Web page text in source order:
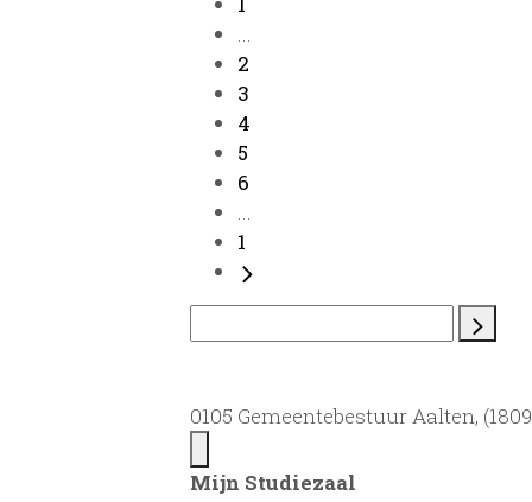
...
2
3
4
5
6
...
1
0105 Gemeentebestuur Aalten,
Mijn Studiezaal